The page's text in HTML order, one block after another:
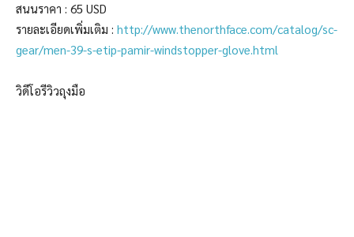
สนนราคา : 65 USD
รายละเอียดเพิ่มเติม : http://www.thenorthface.com/catalog/sc-
gear/men-39-s-etip-pamir-windstopper-glove.html
วิดีโอรีวิวถุงมือ